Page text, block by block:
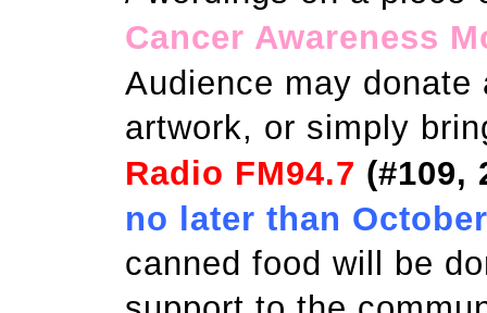
Cancer Awareness
Audience may
artwork, or simply
Radio FM94.7 (#109,
no later than
canned food will be